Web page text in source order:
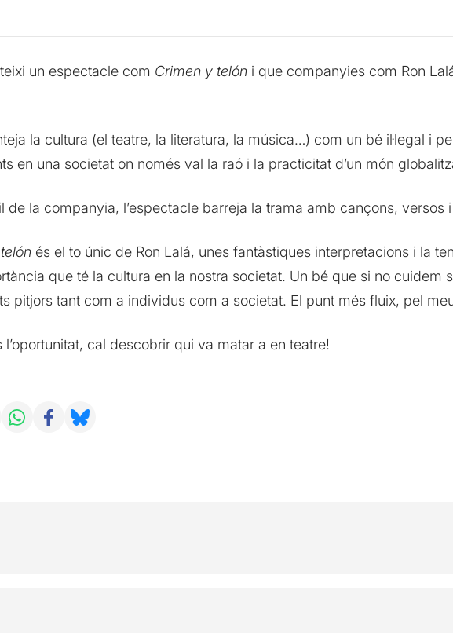
un espectacle com Crimen y telóni que companyies com Ron
la cultura (el teatre, la literatura, la música…) com un bé il·legal i
en una societat on només val la raó i la practicitat d’un món
de la companyia, l’espectacle barreja la trama amb cançons, versos
és el to únic de Ron Lalá, unes fantàstiques interpretacions i la
que té la cultura en la nostra societat. Un bé que si no cuidem
pitjors tant com a individus com a societat. El punt més fluix, pel
l’oportunitat, cal descobrir qui va matar a en teatre!